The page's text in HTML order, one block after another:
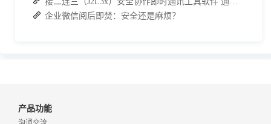
企业微信阅后即焚：安全还是麻烦？
产品功能